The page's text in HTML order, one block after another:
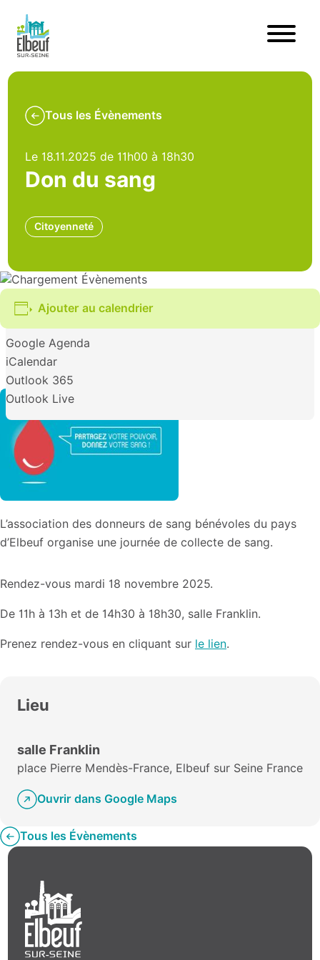
Tous les Évènements
Le 18.11.2025 de 11h00 à 18h30
Don du sang
Citoyenneté
Ajouter au calendrier
Google Agenda
iCalendar
Outlook 365
Outlook Live
L’association des donneurs de sang bénévoles du pays
d’Elbeuf organise une journée de collecte de sang.
Rendez-vous mardi 18 novembre 2025.
De 11h à 13h et de 14h30 à 18h30, salle Franklin.
Prenez rendez-vous en cliquant sur le lien.
Lieu
salle Franklin
place Pierre Mendès-France, Elbeuf sur Seine France
Ouvrir dans Google Maps
Tous les Évènements